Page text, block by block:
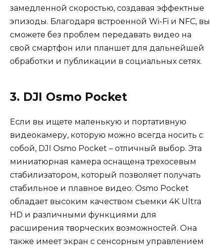
замедленной скоростью, создавая эффектные
эпизоды. Благодаря встроенной Wi-Fi и NFC, вы
сможете без проблем передавать видео на
свой смартфон или планшет для дальнейшей
обработки и публикации в социальных сетях.
3. DJI Osmo Pocket
Если вы ищете маленькую и портативную
видеокамеру, которую можно всегда носить с
собой, DJI Osmo Pocket – отличный выбор. Эта
миниатюрная камера оснащена трехосевым
стабилизатором, который позволяет получать
стабильное и плавное видео. Osmo Pocket
обладает высоким качеством съемки 4K Ultra
HD и различными функциями для
расширения творческих возможностей. Она
также имеет экран с сенсорным управлением